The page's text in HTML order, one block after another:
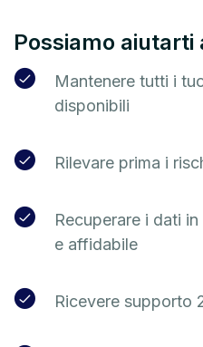
Possiamo aiutarti
Mantenere tutti i
disponibili
Rilevare prima i
Recuperare i dati
e affidabile
Ricevere supporto